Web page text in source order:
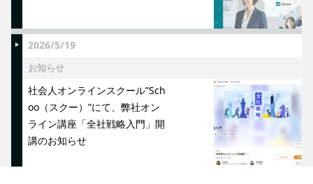
2026/5/19
お知らせ
社会人オンラインスクール”Sch
oo（スクー）”にて、弊社オン
ライン講座「全社戦略入門」開
講のお知らせ